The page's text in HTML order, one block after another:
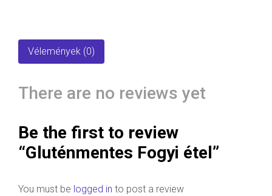
Vélemények (0)
There are no reviews yet
Be the first to review
“Gluténmentes Fogyi étel”
You must be logged in to post a review